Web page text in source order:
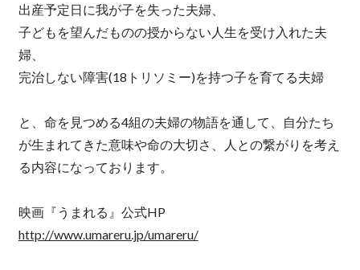
出産予定日に我が子を失った夫婦、
子どもを望んだものの授からない人生を受け入れた夫
婦、
完治しない障害(18トリソミー)を持つ子を育てる夫婦
と、命を見つめる4組の夫婦の物語を通して、自分たち
が生まれてきた意味や命の大切さ、人との繋がりを考え
る内容になっております。
映画『うまれる』公式HP
http://www.umareru.jp/umareru/